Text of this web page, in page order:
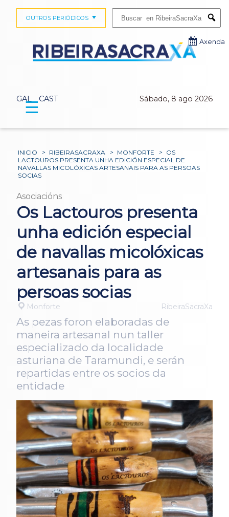
GAL CAST Sábado, 8 ago 2026
OUTROS PERIÓDICOS
Axenda
☰
INICIO > RIBEIRASACRAXA > MONFORTE > OS
LACTOUROS PRESENTA UNHA EDICIÓN ESPECIAL DE
NAVALLAS MICOLÓXICAS ARTESANAIS PARA AS PERSOAS
SOCIAS
Asociacións
Os Lactouros presenta
unha edición especial
de navallas micolóxicas
artesanais para as
persoas socias
Monforte RibeiraSacraXa
As pezas foron elaboradas de
maneira artesanal nun taller
especializado da localidade
asturiana de Taramundi, e serán
repartidas entre os socios da
entidade